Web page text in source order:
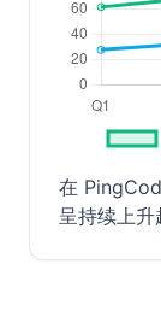
在
呈持续上升